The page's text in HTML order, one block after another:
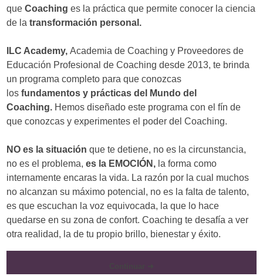
queCoaching es la práctica que permite conocer la ciencia
de latransformación personal.
​ILC Academy, Academia de Coaching y Proveedores de
Educación Profesional de Coaching desde 2013, te brinda
un programa completo para que conozcas
losfundamentos y prácticas del Mundo del
Coaching. Hemos diseñado este programa con el fín de
que conozcas y experimentes el poder del Coaching.
​NO es la situación que te detiene, no es la circunstancia,
no es el problema,es la EMOCIÓN, la forma como
internamente encaras la vida. La razón por la cual muchos
no alcanzan su máximo potencial, no es la falta de talento,
es que escuchan la voz equivocada, la que lo hace
quedarse en su zona de confort. Coaching te desafía a ver
otra realidad, la de tu propio brillo, bienestar y éxito.